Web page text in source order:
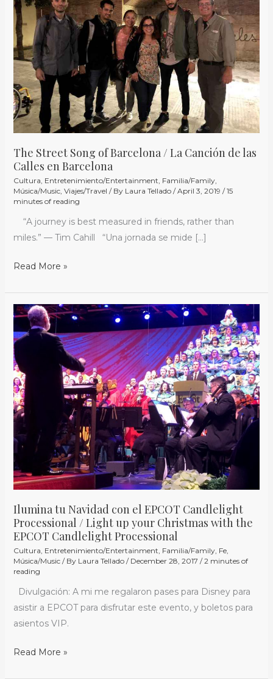
The Street Song of Barcelona / La Canción de las
Calles en Barcelona
Cultura Entretenimiento/Entertainment Familia/Family,
Música/Music, Viajes/Travel / By Laura Tellado /April 3, 2019 /15
minutes of reading
“A journey is best measured in friends, rather than
miles.” — Tim Cahill “Una jornada se mide […]
of
Barcelona
/
La
Canción
de
las
Calles
en
Barcelona
Read More »
Ilumina tu Navidad con el EPCOT Candlelight
Processional / Light up your Christmas with the
EPCOT Candlelight Processional
Cultura Entretenimiento/Entertainment Familia/Family, Fe,
Música/Music/ By Laura Tellado / December 28, 2017 /2 minutes of
reading
Divulgación: A mi me regalaron pases para Disney para
asistir a EPCOT para disfrutar este evento, y boletos para
asientos VIP.
Ilumina
tu
Navidad
con
el
EPCOT
Candlelight
Processional
/
Light
up
your
Christmas
with
the
EPCOT
Candlelight
Read More »